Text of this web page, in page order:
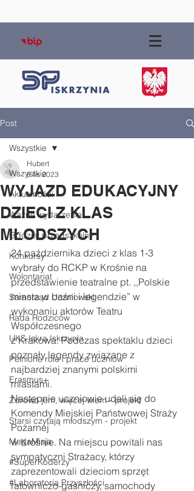
Post
Wszystkie
Aktualności
Ważne wydarzenia
Oddział przedszkolny
Konkursy
Wolontariat
Samorząd Uczniowski
Rada Rodziców
UKS Iskra Iskrzynia
Pełnione role i prace uczniów
Erasmus+
Zdrowo jem, więcej wiem - projekt
Starsi czytają młodszym - projekt
MegaMisja
#SuperKoderzy
#Laboratoria Przyszłości
Wszystkie
WYJAZD EDUKACYJNY
DZIECI Z KLAS
MŁODSZYCH
Hubert
8 lis 2023
24 października dzieci z klas 1-3
wybrały do RCKP w Krośnie na
przedstawienie teatralne pt. ,,Polskie
miasta w baśni i legendzie” w
wykonaniu aktorów Teatru
Współczesnego
z Krakowa. Podczas spektaklu dzieci
poznały legendy związane z
najbardziej znanymi polskimi
miastami.
Następnie uczniowie udali się do
Komendy Miejskiej Państwowej Straży
Pożarnej
w Krośnie. Na miejscu powitali nas
sympatyczni Strażacy, którzy
zaprezentowali dzieciom sprzęt
ratowniczo-gaśniczy, samochody